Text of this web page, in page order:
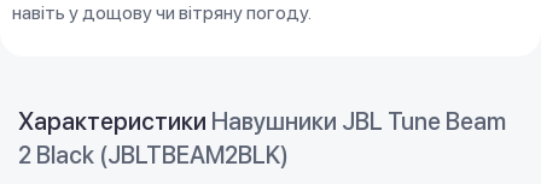
навіть у дощову чи вітряну погоду.
Характеристики Навушники JBL Tune Beam
2 Black (JBLTBEAM2BLK)